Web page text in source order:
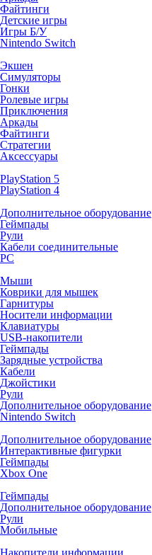
Файтинги
Детские игры
Игры Б/У
Nintendo Switch
Экшен
Симуляторы
Гонки
Ролевые игры
Приключения
Аркады
Файтинги
Стратегии
Аксессуары
PlayStation 5
PlayStation 4
Дополнительное оборудование
Геймпады
Рули
Кабели соединительные
PC
Мыши
Коврики для мышек
Гарнитуры
Носители информации
Клавиатуры
USB-накопители
Геймпады
Зарядные устройства
Кабели
Джойстики
Рули
Дополнительное оборудование
Nintendo Switch
Дополнительное оборудование
Интерактивные фигурки
Геймпады
Xbox One
Геймпады
Дополнительное оборудование
Рули
Мобильные
Накопители информации